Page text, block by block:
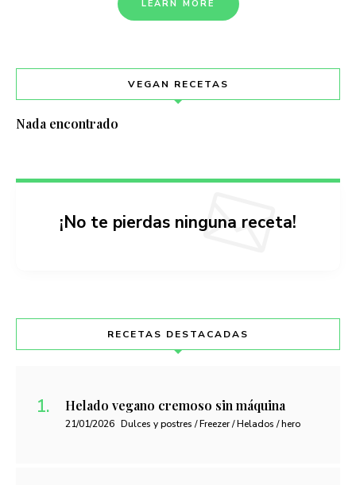
LEARN MORE
VEGAN RECETAS
Nada encontrado
¡No te pierdas ninguna receta!
RECETAS DESTACADAS
Helado vegano cremoso sin máquina
21/01/2026 Dulces y postres / Freezer / Helados / hero